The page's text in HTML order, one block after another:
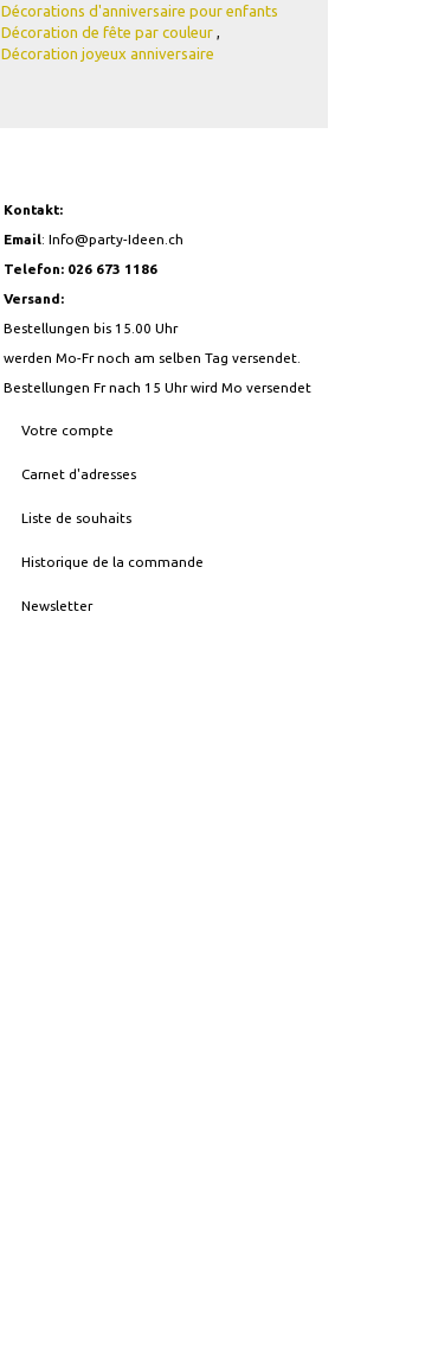
Décorations d'anniversaire pour enfants
Décoration de fête par couleur,
Décoration joyeux anniversaire
Kontakt:
Email:Info@party-Ideen.ch
Telefon: 026 673 1186
Versand:
Bestellungen bis 15.00 Uhr
werden Mo-Fr noch am selben Tag versendet.
Bestellungen Fr nach 15 Uhr wird Mo versendet
Votre compte
Carnet d'adresses
Liste de souhaits
Historique de la commande
Newsletter